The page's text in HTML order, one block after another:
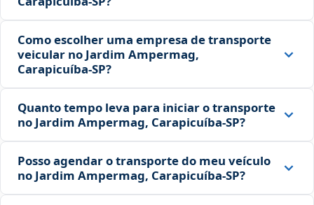
Como escolher uma empresa de transporte
veicular no Jardim Ampermag,
Carapicuíba‑SP?
Quanto tempo leva para iniciar o transporte
no Jardim Ampermag, Carapicuíba‑SP?
Posso agendar o transporte do meu veículo
no Jardim Ampermag, Carapicuíba‑SP?